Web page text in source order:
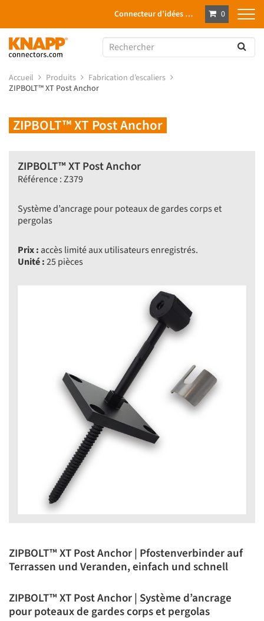
Connecteur d’idées … 0
Accueil Produits
Fabrication d’escaliers
ZIPBOLT™ XT Post Anchor
ZIPBOLT™ XT Post Anchor
ZIPBOLT™ XT Post Anchor
Référence : Z379
Système d’ancrage pour poteaux de gardes corps et
pergolas
Prix : accès limité aux utilisateurs enregistrés.
Unité :25 pièces
ZIPBOLT™ XT Post Anchor | Pfostenverbinder auf
Terrassen und Veranden, einfach und schnell
ZIPBOLT™ XT Post Anchor | Système d’ancrage
pour poteaux de gardes corps et pergolas